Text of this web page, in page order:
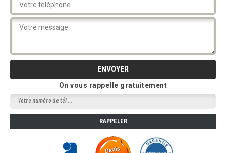
On vous rappelle gratuitement